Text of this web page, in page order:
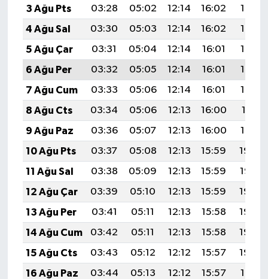
3 Ağu Pts
03:28 05:02 12:14 16:02
19:16
4 Ağu Sal
03:30 05:03 12:14 16:02
19:15
5 Ağu Çar
03:31 05:04 12:14 16:01
19:14
6 Ağu Per
03:32 05:05 12:14 16:01
19:13
7 Ağu Cum
03:33 05:06 12:14 16:01
19:12
8 Ağu Cts
03:34 05:06 12:13 16:00
19:11
9 Ağu Paz
03:36 05:07 12:13 16:00
19:10
10 Ağu Pts
03:37 05:08 12:13 15:59
19:08
11 Ağu Sal
03:38 05:09 12:13 15:59
19:07
12 Ağu Çar
03:39 05:10 12:13 15:59
19:06
13 Ağu Per
03:41 05:11 12:13 15:58
19:05
14 Ağu Cum
03:42 05:11 12:13 15:58
19:04
15 Ağu Cts
03:43 05:12 12:12 15:57
19:03
16 Ağu Paz
03:44 05:13 12:12 15:57
19:01